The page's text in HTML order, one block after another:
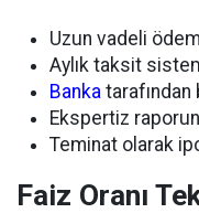
Uzun vadeli
Aylık taksit
Banka tarafından
Ekspertiz
Teminat olarak
Faiz Oranı